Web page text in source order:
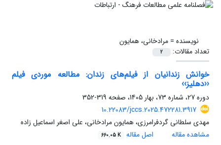
نویسنده =مرادخانی، همایون
تعداد مقالات:
2
خوانش زندانیان از فیلم‌های زندان: مطالعه موردی فیلم
‹‹دهلیز››
دوره 27، شماره 73، بهار 1405، صفحه
319-352
10.22083/jccs.2025.472281.3917
مهدی سلطانی گردفرامرزی، همایون مرادخانی، علی اصغر اسماعیل زاده
مشاهده مقاله
اصل مقاله 660.05 K